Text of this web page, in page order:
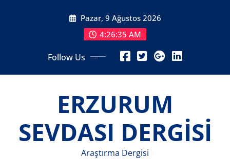
Pazar, 9 Ağustos 2026
4:26:37 AM
Follow Us
ERZURUM
SEVDASI DERGİSİ
Araştırma Dergisi